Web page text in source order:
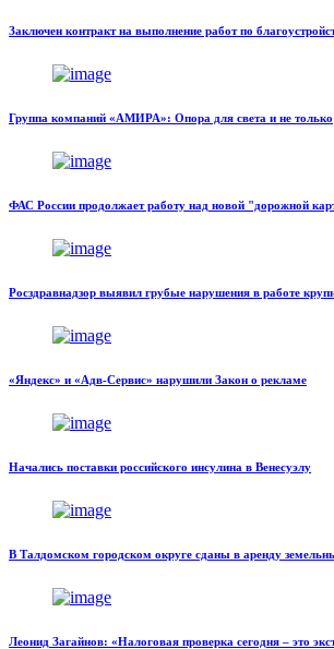
Заключен контракт на выполнение работ по
Группа компаний «АМИРА»: Опора для света и не только
ФАС России продолжает работу над новой "дорожной
Росздравнадзор выявил грубые нарушения в работе
«Яндекс» и «Адв-Сервис» нарушили Закон о рекламе
Начались поставки российского инсулина в Венесуэлу
В Талдомском городском округе сданы в аренду
Леонид Загайнов: «Налоговая проверка сегодня – это